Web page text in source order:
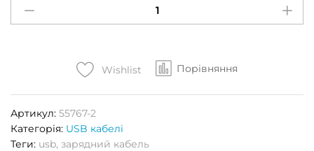
PROOVE
REBIRTH
(білий)
Кількість
Wishlist Порівняння
Артикул: 55767-2
Категорія: USB кабелі
Теги: usb, зарядний кабель